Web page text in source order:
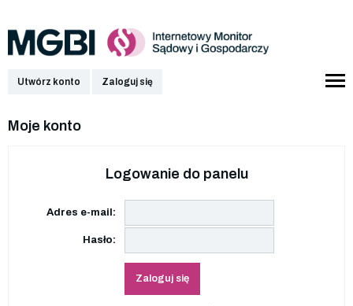
Utwórz konto Zaloguj się
Moje konto
Logowanie do panelu
Adres e-mail:
Hasło:
Zaloguj się